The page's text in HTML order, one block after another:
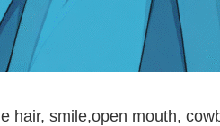
hair, smile,open mouth,